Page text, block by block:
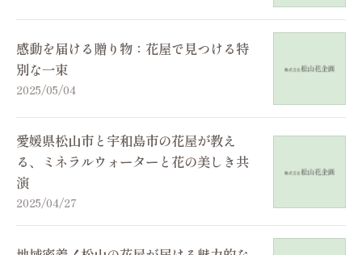
感動を届ける贈り物：花屋で見つける特
別な一束
2025/05/04
愛媛県松山市と宇和島市の花屋が教え
る、ミネラルウォーターと花の美しき共
演
2025/04/27